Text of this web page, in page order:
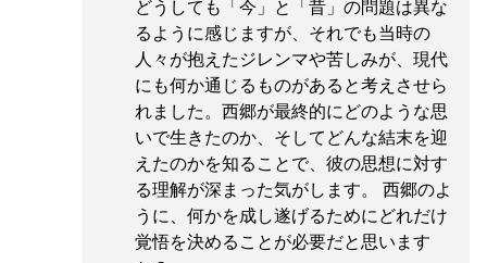
どうしても「今」と「昔」の問題は異な
るように感じますが、それでも当時の
人々が抱えたジレンマや苦しみが、現代
にも何か通じるものがあると考えさせら
れました。西郷が最終的にどのような思
いで生きたのか、そしてどんな結末を迎
えたのかを知ることで、彼の思想に対す
る理解が深まった気がします。 西郷のよ
うに、何かを成し遂げるためにどれだけ
覚悟を決めることが必要だと思います